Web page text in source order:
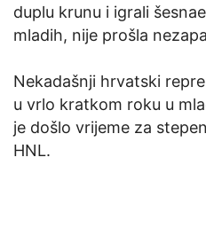
duplu krunu i igrali
mladih, nije prošla
Nekadašnji hrvatski
u vrlo kratkom roku u
je došlo vrijeme za
HNL.